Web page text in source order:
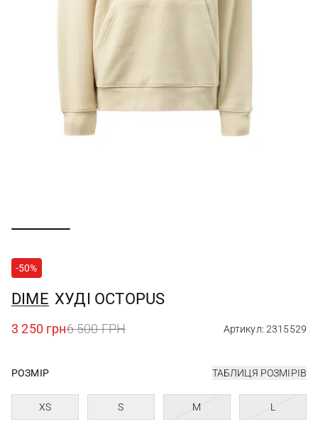
-50%
DIME ХУДІ OCTOPUS
3 250 грн6 500 ГРН Артикул: 2315529
РОЗМІР ТАБЛИЦЯ РОЗМІРІВ
XS S M L